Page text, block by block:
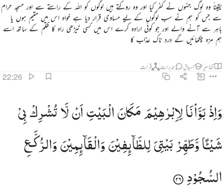
یقیناً وہ لوگ جنہوں نے کفر کیا اور وہ روکتے ہیں لوگوں کو اللہ کے راستے سے اور مسجد حرام
سے جس کو ہم نے سب لوگوں کے لیے مساوی قرار دیا ہے خواہ اس میں مقیم ہوں یا
باہر سے آنے والے اور جو کوئی ارادہ کرے اس میں کسی ٹیڑھی راہ کا ظلم کے ساتھ اسے
ہم مزہ چکھائیں گے درد ناک عذاب کا
تفاسیر اسباق تدبرات قرأت
22:26
واذ بوانا لابراهيم مكان البيت ان لا تشرك بي شييا وطهر بيتي للطايفين والقايمين والركع السجود ٢٦
وَإِذْ بَوَّأْنَا لِإِبْرَٰهِيمَ مَكَانَ ٱلْبَيْتِ أَن لَّا تُشْرِكْ بِى شَيْـًۭٔا وَطَهِّرْ بَيْتِىَ لِلطَّآئِفِينَ وَٱلْقَآئِمِينَ وَٱلرُّكَّعِ ٱلسُّجُودِ ٢٦
وَاِذْبَوَّاْنَالِاِبْرٰهِیْمَمَكَانَالْبَیْتِاَنْلَّاتُشْرِكْبِیْ
شَیْـًٔاوَّطَهِّرْبَیْتِیَلِلطَّآىِٕفِیْنَوَالْقَآىِٕمِیْنَوَالرُّكَّعِ
السُّجُوْدِ